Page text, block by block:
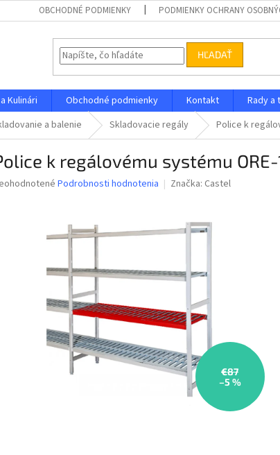
OBCHODNÉ PODMIENKY PODMIENKY OCHRANY
HĽADAŤ
Kulinári Obchodné podmienky Kontakt
Rady a
a balenie Skladovacie regály Police k
k regálovému systému
Podrobnosti hodnotenia Značka: Castel
€87
–5 %